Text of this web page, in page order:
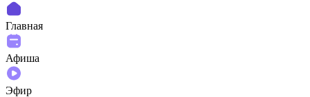
Главная
Афиша
Эфир